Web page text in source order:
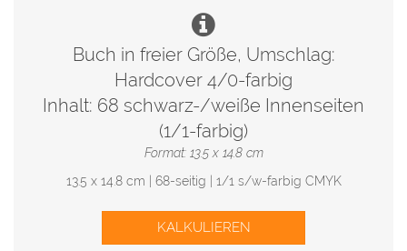
Buch in freier Größe, Umschlag:
Hardcover 4/0-farbig
Inhalt: 68 schwarz-/weiße Innenseiten
(1/1-farbig)
Format: 13.5 x 14.8 cm
13.5 x 14.8 cm | 68-seitig | 1/1 s/w-farbig CMYK
KALKULIEREN